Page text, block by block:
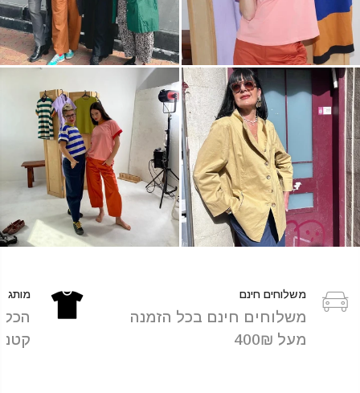
משלוחים חינם
משלוחים חינם בכל הזמנה
מעל 400₪
מותג
הכל